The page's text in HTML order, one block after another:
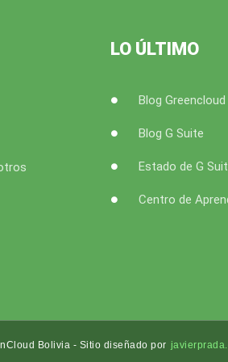
LO ÚLTIMO
Blog Greencloud
Blog G Suite
Estado de G
Centro de
Bolivia - Sitio diseñado por